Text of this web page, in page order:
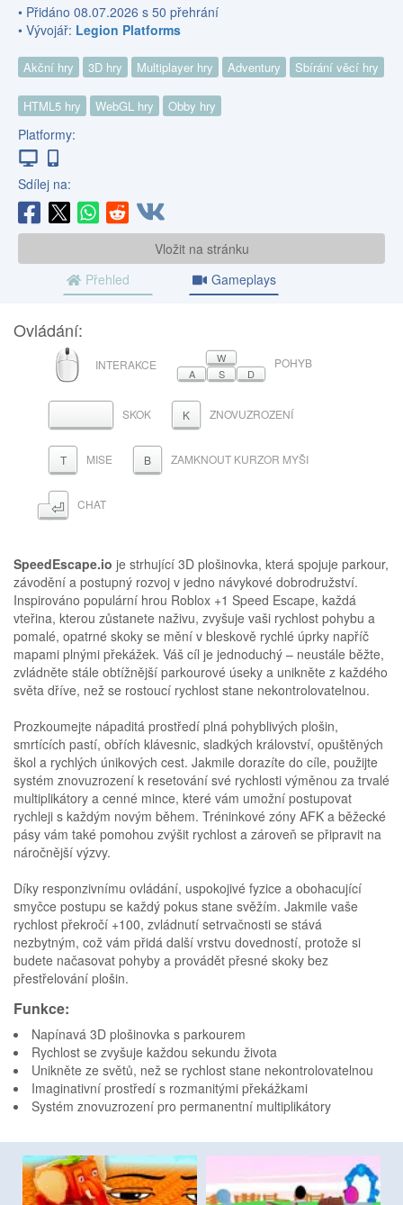
• Přidáno 08.07.2026 s 50 přehrání
• Vývojář: Legion Platforms
Akční hry 3D hry Multiplayer hry Adventury Sbírání věcí hry
HTML5 hry WebGL hry Obby hry
Platformy:
Sdílej na:
Vložit na stránku
Přehled
Gameplays
Ovládání:
MYŠ
INTERAKCE
W
A
S D
POHYB
MEZERNÍKSKOK K ZNOVUZROZENÍ
T MISE B ZAMKNOUT KURZOR MYŠI
⏎ CHAT
SpeedEscape.io je strhující 3D plošinovka, která spojuje parkour,
závodění a postupný rozvoj v jedno návykové dobrodružství.
Inspirováno populární hrou Roblox +1 Speed Escape, každá
vteřina, kterou zůstanete naživu, zvyšuje vaši rychlost pohybu a
pomalé, opatrné skoky se mění v bleskově rychlé úprky napříč
mapami plnými překážek. Váš cíl je jednoduchý – neustále běžte,
zvládněte stále obtížnější parkourové úseky a unikněte z každého
světa dříve, než se rostoucí rychlost stane nekontrolovatelnou.
Prozkoumejte nápaditá prostředí plná pohyblivých plošin,
smrtících pastí, obřích klávesnic, sladkých království, opuštěných
škol a rychlých únikových cest. Jakmile dorazíte do cíle, použijte
systém znovuzrození k resetování své rychlosti výměnou za trvalé
multiplikátory a cenné mince, které vám umožní postupovat
rychleji s každým novým během. Tréninkové zóny AFK a běžecké
pásy vám také pomohou zvýšit rychlost a zároveň se připravit na
náročnější výzvy.
Díky responzivnímu ovládání, uspokojivé fyzice a obohacující
smyčce postupu se každý pokus stane svěžím. Jakmile vaše
rychlost překročí +100, zvládnutí setrvačnosti se stává
nezbytným, což vám přidá další vrstvu dovedností, protože si
budete načasovat pohyby a provádět přesné skoky bez
přestřelování plošin.
Funkce:
Napínavá 3D plošinovka s parkourem
Rychlost se zvyšuje každou sekundu života
Unikněte ze světů, než se rychlost stane nekontrolovatelnou
Imaginativní prostředí s rozmanitými překážkami
Systém znovuzrození pro permanentní multiplikátory